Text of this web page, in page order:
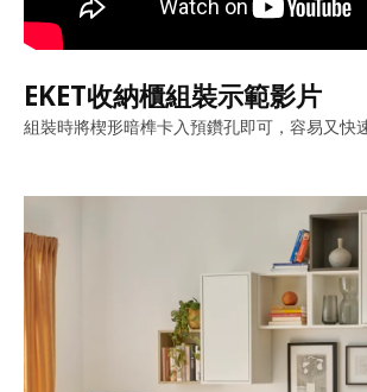
EKET收納櫃組裝示範影片
組裝時將楔形暗榫卡入預鑽孔即可，容易又快